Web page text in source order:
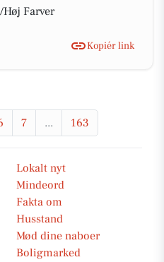
Farver
Kopiér link
7 ... 163
Lokalt nyt
Mindeord
Fakta om
Husstand
Mød dine naboer
Boligmarked